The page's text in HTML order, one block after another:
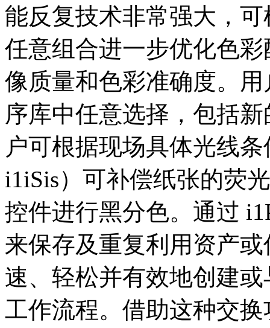
能反复技术非常强大，
任意组合进一步优化色
像质量和色彩准确度。
序库中任意选择，包括
户可根据现场具体光线
i1iSis）可补偿纸张的荧
控件进行黑分色。通过
来保存及重复利用资产
速、轻松并有效地创建
工作流程。借助这种交